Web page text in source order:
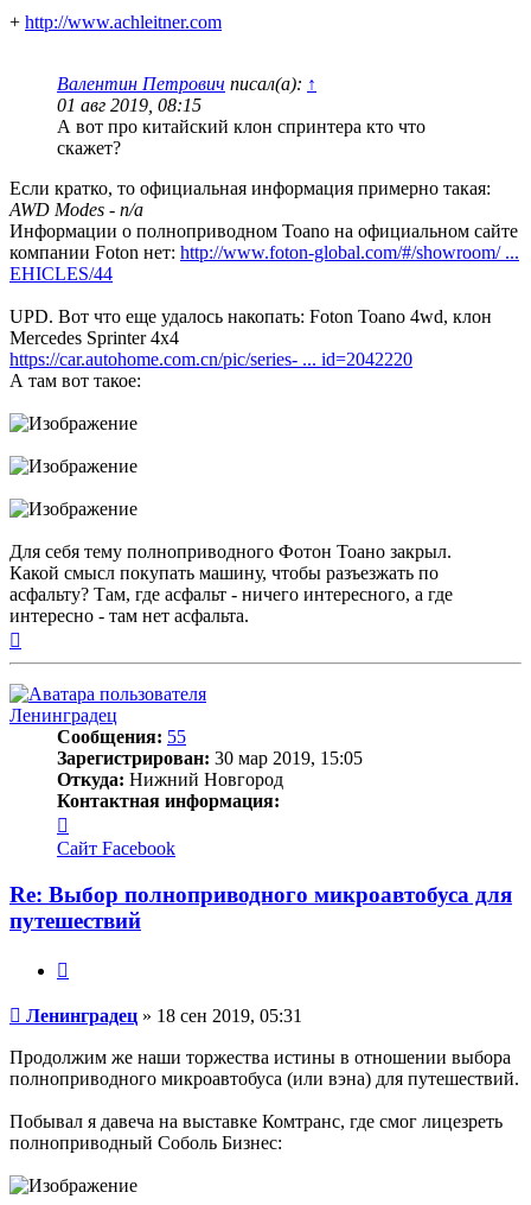
+ http://www.achleitner.com
Валентин Петрович писал(а): ↑
01 авг 2019, 08:15
А вот про китайский клон спринтера кто что
скажет?
Если кратко, то официальная информация примерно такая:
AWD Modes - n/a
Информации о полноприводном Toano на официальном сайте
компании Foton нет: http://www.foton-global.com/#/showroom/ ...
EHICLES/44
UPD. Вот что еще удалось накопать: Foton Toano 4wd, клон
Mercedes Sprinter 4x4
https://car.autohome.com.cn/pic/series- ... id=2042220
А там вот такое:
Для себя тему полноприводного Фотон Тоано закрыл.
Какой смысл покупать машину, чтобы разъезжать по
асфальту? Там, где асфальт - ничего интересного, а где
интересно - там нет асфальта.
Ленинградец
Сообщения: 55
Зарегистрирован: 30 мар 2019, 15:05
Откуда: Нижний Новгород
Контактная информация:
информация
пользователя
Ленинградец
Сайт Facebook
Re: Выбор полноприводного микроавтобуса для
путешествий
Сообщение
Ленинградец » 18 сен 2019, 05:31
Продолжим же наши торжества истины в отношении выбора
полноприводного микроавтобуса (или вэна) для путешествий.
Побывал я давеча на выставке Комтранс, где смог лицезреть
полноприводный Соболь Бизнес: